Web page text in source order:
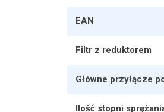
EAN
Filtr z reduktorem
Główne przyłącze
Ilość stopni